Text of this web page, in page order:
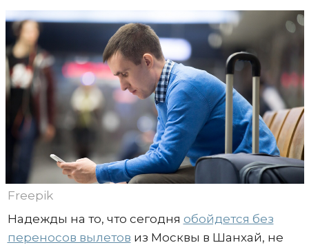
Freepik
Надежды на то, что сегодня обойдется без
переносов вылетов из Москвы в Шанхай, не